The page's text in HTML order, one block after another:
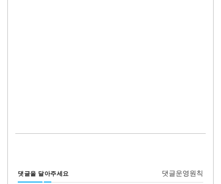
댓글을 달아주세요 댓글운영원칙